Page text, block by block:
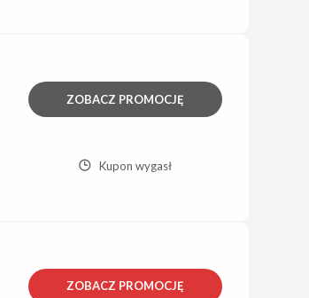
ZOBACZ PROMOCJĘ
Kupon wygasł
ZOBACZ PROMOCJĘ